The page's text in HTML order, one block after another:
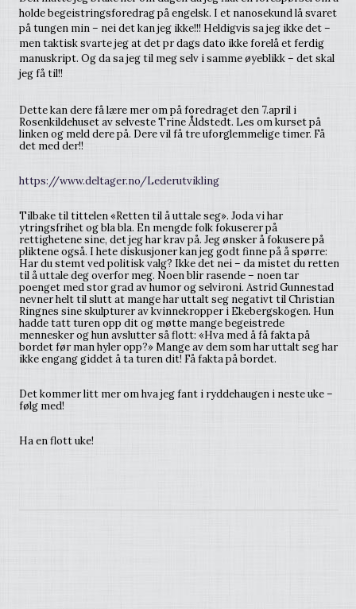
holde begeistringsforedrag på engelsk. I et nanosekund lå svaret
på tungen min – nei det kan jeg ikke!!! Heldigvis sa jeg ikke det –
men taktisk svarte jeg at det pr dags dato ikke forelå et ferdig
manuskript. Og da sa jeg til meg selv i samme øyeblikk – det skal
jeg få til!!
Dette kan dere få lære mer om på foredraget den 7.april i
Rosenkildehuset av selveste Trine Åldstedt. Les om kurset på
linken og meld dere på. Dere vil få tre uforglemmelige timer. Få
det med der!!
https://www.deltager.no/Lederutvikling
Tilbake til tittelen «Retten til å uttale seg». Joda vi har
ytringsfrihet og bla bla. En mengde folk fokuserer på
rettighetene sine, det jeg har krav på. Jeg ønsker å fokusere på
pliktene også. I hete diskusjoner kan jeg godt finne på å spørre:
Har du stemt ved politisk valg? Ikke det nei – da mistet du retten
til å uttale deg overfor meg. Noen blir rasende – noen tar
poenget med stor grad av humor og selvironi. Astrid Gunnestad
nevner helt til slutt at mange har uttalt seg negativt til Christian
Ringnes sine skulpturer av kvinnekropper i Ekebergskogen. Hun
hadde tatt turen opp dit og møtte mange begeistrede
mennesker og hun avslutter så flott: «Hva med å få fakta på
bordet før man hyler opp?» Mange av dem som har uttalt seg har
ikke engang giddet å ta turen dit! Få fakta på bordet.
Det kommer litt mer om hva jeg fant i ryddehaugen i neste uke –
følg med!
Ha en flott uke!